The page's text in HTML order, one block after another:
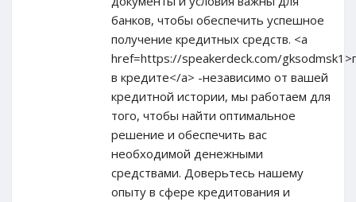
банков, чтобы обеспечить успешное
получение кредитных средств. <a
href=https://speakerdeck.com/
в кредите</a> -независимо от вашей
кредитной истории, мы работаем для
того, чтобы найти оптимальное
решение и обеспечить вас
необходимой денежными
средствами. Доверьтесь нашему
опыту в сфере кредитования и